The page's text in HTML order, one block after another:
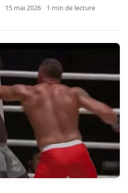
15 mai 2026 1 min de lecture